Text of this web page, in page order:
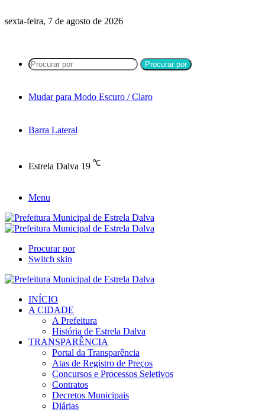
sexta-feira, 7 de agosto de 2026
Procurar por
Mudar para Modo Escuro / Claro
Barra Lateral
Estrela Dalva 19 ℃
Menu
Procurar por
Switch skin
INÍCIO
A CIDADE
A Prefeitura
História de Estrela Dalva
TRANSPARÊNCIA
Portal da Transparência
Atas de Registro de Preços
Concursos e Processos Seletivos
Contratos
Decretos Municipais
Diárias